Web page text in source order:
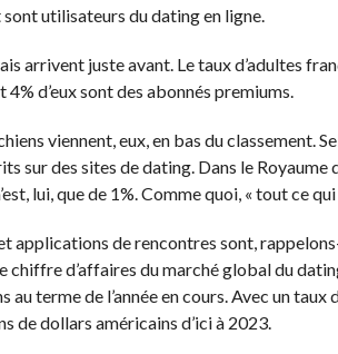
utilisateurs du dating en ligne.
arrivent juste avant. Le taux d’adultes
4% d’eux sont des abonnés premiums.
viennent, eux, en bas du classement.
sur des sites de dating. Dans le Royaume
lui, que de 1%. Comme quoi, « tout ce
applications de rencontres sont,
chiffre d’affaires du marché global du
au terme de l’année en cours. Avec un
de dollars américains d’ici à 2023.